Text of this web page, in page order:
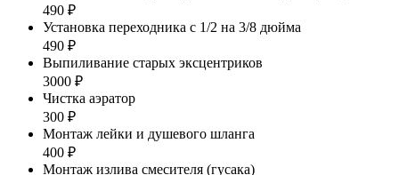
490 ₽
Установка переходника с 1/2 на 3/8 дюйма
490 ₽
Выпиливание старых эксцентриков
3000 ₽
Чистка аэратор
300 ₽
Монтаж лейки и душевого шланга
400 ₽
Монтаж излива смесителя (гусака)